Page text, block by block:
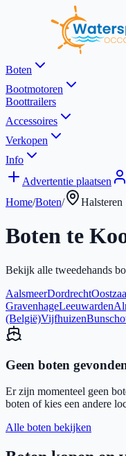
Boten
Bootmotoren
Boottrailers
Accessoires
Verkopen
Info
Advertentie plaatsen
Home/Boten/ Halsteren
Boten te
Bekijk alle tweedehands
AalsmeerDordrecht
GravenhageLeeuwarden
(België)Vijfhuizen
Geen boten
Er zijn momenteel geen
boten of kies een andere
Alle boten bekijken